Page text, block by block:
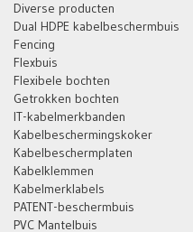
Diverse producten
Dual HDPE kabelbeschermbuis
Fencing
Flexbuis
Flexibele bochten
Getrokken bochten
IT-kabelmerkbanden
Kabelbeschermingskoker
Kabelbeschermplaten
Kabelklemmen
Kabelmerklabels
PATENT-beschermbuis
PVC Mantelbuis